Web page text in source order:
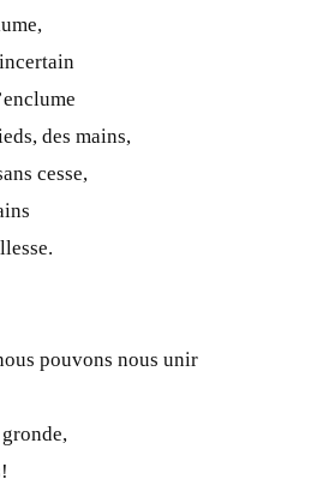
des mains,
cesse,
pouvons nous unir